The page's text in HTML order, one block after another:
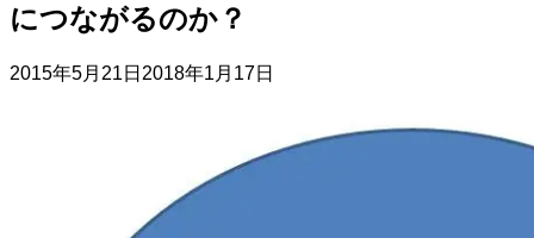
につながるのか？
2015年5月21日 2018年1月17日